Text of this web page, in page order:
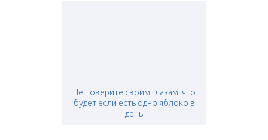
Не поверите своим глазам: что
будет если есть одно яблоко в
день